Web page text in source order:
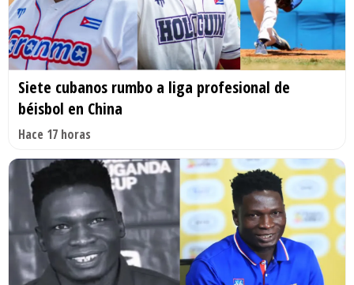
Siete cubanos rumbo a liga profesional de
béisbol en China
Hace 17 horas